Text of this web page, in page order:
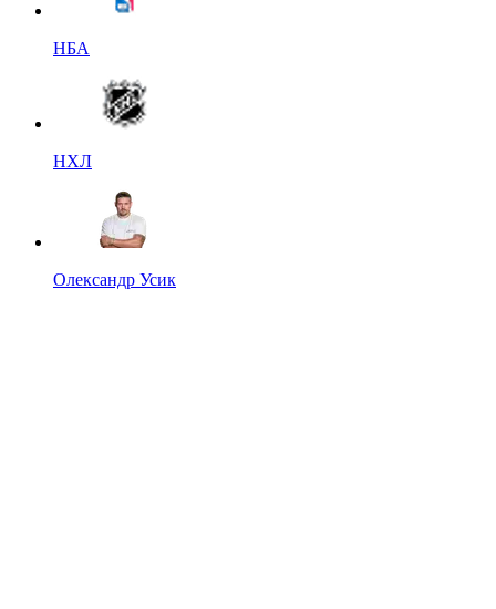
НБА
НХЛ
Олександр Усик